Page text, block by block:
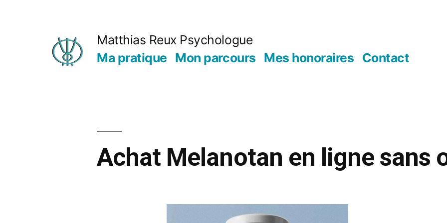
Matthias Reux Psychologue
Ma pratique Mon parcours Mes honoraires Contact
Achat Melanotan en ligne sans